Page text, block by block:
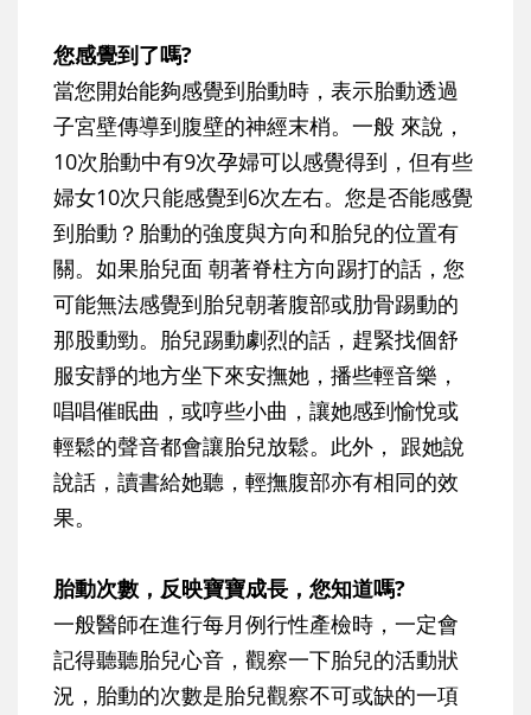
您感覺到了嗎?
當您開始能夠感覺到胎動時，表示胎動透過
子宮壁傳導到腹壁的神經末梢。一般 來說，
10次胎動中有9次孕婦可以感覺得到，但有些
婦女10次只能感覺到6次左右。您是否能感覺
到胎動？胎動的強度與方向和胎兒的位置有
關。如果胎兒面 朝著脊柱方向踢打的話，您
可能無法感覺到胎兒朝著腹部或肋骨踢動的
那股動勁。胎兒踢動劇烈的話，趕緊找個舒
服安靜的地方坐下來安撫她，播些輕音樂，
唱唱催眠曲，或哼些小曲，讓她感到愉悅或
輕鬆的聲音都會讓胎兒放鬆。此外， 跟她說
說話，讀書給她聽，輕撫腹部亦有相同的效
果。
胎動次數，反映寶寶成長，您知道嗎?
一般醫師在進行每月例行性產檢時，一定會
記得聽聽胎兒心音，觀察一下胎兒的活動狀
況，胎動的次數是胎兒觀察不可或缺的一項